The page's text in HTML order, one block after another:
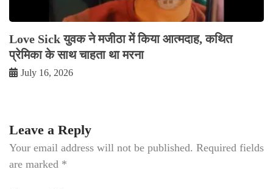
Love Sick युवक ने मजीठा में किया आत्मदाह, कथित
प्रेमिका के साथ चाहता था मरना
July 16, 2026
Leave a Reply
Your email address will not be published. Required fields
are marked *